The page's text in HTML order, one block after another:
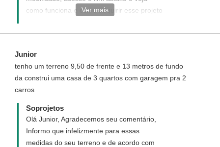
como funciona e como adquirir esse projeto
http://www.soprojetos.com.br/ver/modificacao?
Ver mais
Junior
tenho um terreno 9,50 de frente e 13 metros de fundo
da construi uma casa de 3 quartos com garagem pra 2
carros
Soprojetos
Olá Junior, Agradecemos seu comentário,
Informo que infelizmente para essas
medidas do seu terreno e de acordo com